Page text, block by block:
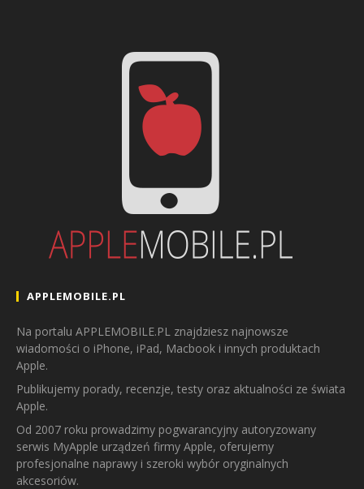
APPLEMOBILE.PL
Na portalu APPLEMOBILE.PL znajdziesz najnowsze
wiadomości o iPhone, iPad, Macbook i innych produktach
Apple.
Publikujemy porady, recenzje, testy oraz aktualności ze świata
Apple.
Od 2007 roku prowadzimy pogwarancyjny autoryzowany
serwis MyApple urządzeń firmy Apple, oferujemy
profesjonalne naprawy i szeroki wybór oryginalnych
akcesoriów.